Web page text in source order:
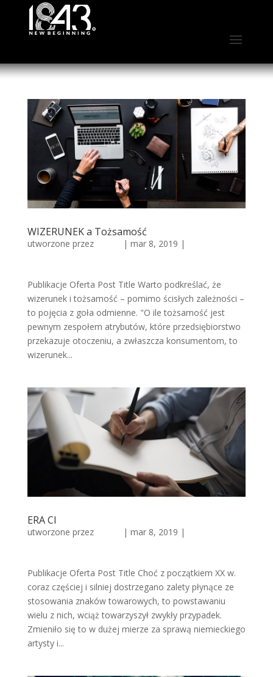
WIZERUNEK a Tożsamość
utworzone przez | mar 8, 2019 |
Publikacje Oferta Post Title Warto podkreślać, że
wizerunek i tożsamość – pomimo ścisłych zależności –
to pojęcia z goła odmienne. "O ile tożsamość jest
pewnym zespołem atrybutów, które przedsiębiorstwo
przekazuje otoczeniu, a zwłaszcza konsumentom, to
wizerunek...
ERA CI
utworzone przez | mar 8, 2019 |
Publikacje Oferta Post Title Choć z początkiem XX w.
coraz częściej i silniej dostrzegano zalety płynące ze
stosowania znaków towarowych, to powstawaniu
wielu z nich, wciąż towarzyszył zwykły przypadek.
Zmieniło się to w dużej mierze za sprawą niemieckiego
artysty i...